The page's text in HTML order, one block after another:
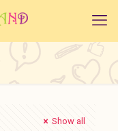
Show all